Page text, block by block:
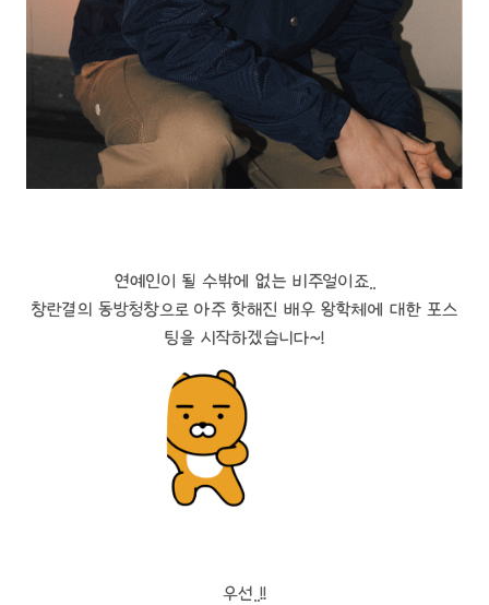
연예인이 될 수밖에 없는 비주얼이죠..
창란결의 동방청창으로 아주 핫해진 배우 왕학체에 대한 포스
팅을 시작하겠습니다~!
우선..!!